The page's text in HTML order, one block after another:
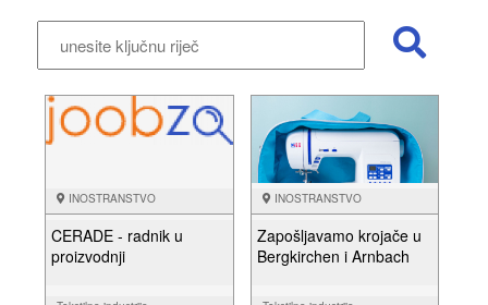
INOSTRANSTVO
CERADE - radnik u
proizvodnji
INOSTRANSTVO
Zapošljavamo krojače u
Bergkirchen i Arnbach